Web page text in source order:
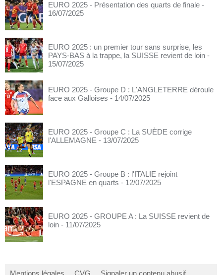
EURO 2025 - Présentation des quarts de finale -
16/07/2025
EURO 2025 : un premier tour sans surprise, les
PAYS-BAS à la trappe, la SUISSE revient de loin -
15/07/2025
EURO 2025 - Groupe D : L'ANGLETERRE déroule
face aux Galloises - 14/07/2025
EURO 2025 - Groupe C : La SUÈDE corrige
l'ALLEMAGNE - 13/07/2025
EURO 2025 - Groupe B : l'ITALIE rejoint
l'ESPAGNE en quarts - 12/07/2025
EURO 2025 - GROUPE A : La SUISSE revient de
loin - 11/07/2025
Mentions légales CVG Signaler un contenu abusif